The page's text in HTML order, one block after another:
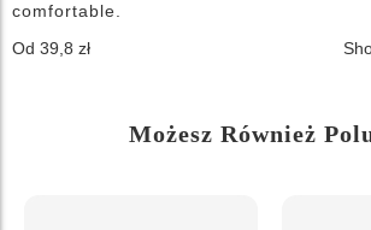
comfortable.
Od 39,8 zł
Możesz Również